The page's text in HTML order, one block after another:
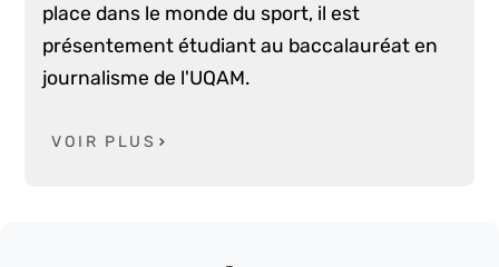
place dans le monde du sport, il est
présentement étudiant au baccalauréat en
journalisme de l'UQAM.
VOIR PLUS